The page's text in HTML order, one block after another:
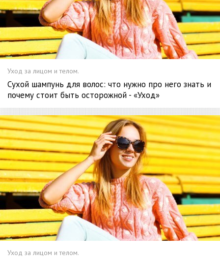
Уход за лицом и телом.
Сухой шампунь для волос: что нужно про него знать и
почему стоит быть осторожной - «Уход»
Уход за лицом и телом.